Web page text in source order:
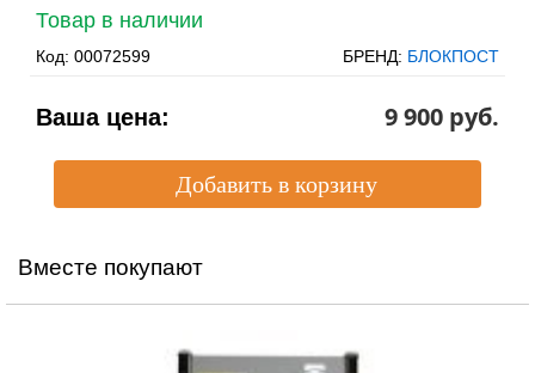
Товар в наличии
Код: 00072599 БРЕНД: БЛОКПОСТ
Ваша цена: 9 900 pуб.
Вместе покупают